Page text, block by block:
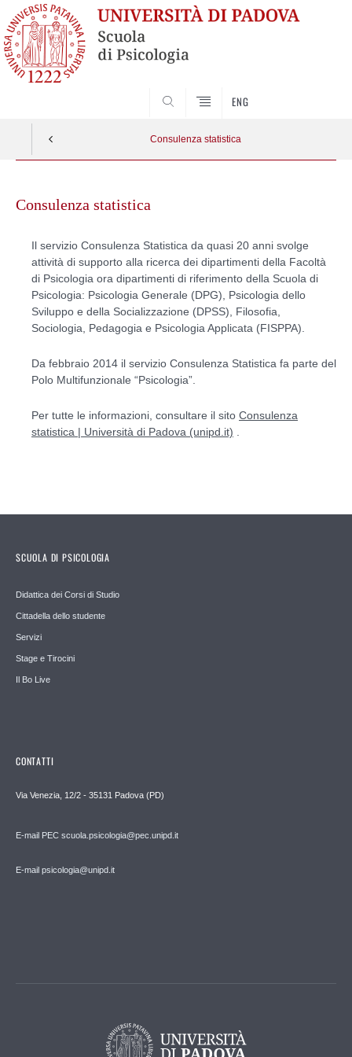
ENG
Consulenza statistica
contentConsulenza statistica
Il servizio Consulenza Statistica da quasi 20 anni svolge
attività di supporto alla ricerca dei dipartimenti della Facoltà
di Psicologia ora dipartimenti di riferimento della Scuola di
Psicologia: Psicologia Generale (DPG), Psicologia dello
Sviluppo e della Socializzazione (DPSS), Filosofia,
Sociologia, Pedagogia e Psicologia Applicata (FISPPA).
Da febbraio 2014 il servizio Consulenza Statistica fa parte del
Polo Multifunzionale “Psicologia”.
Per tutte le informazioni, consultare il sito Consulenza
statistica | Università di Padova (unipd.it)
SCUOLA DI PSICOLOGIA
Didattica dei Corsi di Studio
Cittadella dello studente
Servizi
Stage e Tirocini
Il Bo Live
CONTATTI
Via Venezia, 12/2 - 35131 Padova (PD)
E-mail PEC scuola.psicologia@pec.unipd.it
E-mail psicologia@unipd.it